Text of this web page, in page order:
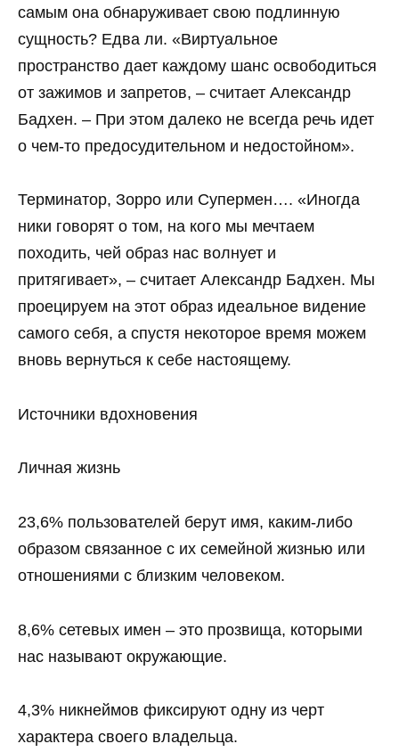
самым она обнаруживает свою подлинную
сущность? Едва ли. «Виртуальное
пространство дает каждому шанс освободиться
от зажимов и запретов, – считает Александр
Бадхен. – При этом далеко не всегда речь идет
о чем-то предосудительном и недостойном».
Терминатор, Зорро или Супермен…. «Иногда
ники говорят о том, на кого мы мечтаем
походить, чей образ нас волнует и
притягивает», – считает Александр Бадхен. Мы
проецируем на этот образ идеальное видение
самого себя, а спустя некоторое время можем
вновь вернуться к себе настоящему.
Источники вдохновения
Личная жизнь
23,6% пользователей берут имя, каким-либо
образом связанное с их семейной жизнью или
отношениями с близким человеком.
8,6% сетевых имен – это прозвища, которыми
нас называют окружающие.
4,3% никнеймов фиксируют одну из черт
характера своего владельца.